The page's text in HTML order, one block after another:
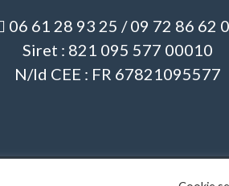
06 61 28 93 25 / 09 72 86 62
Siret : 821 095 577 00010
N/ld CEE : FR 67821095577